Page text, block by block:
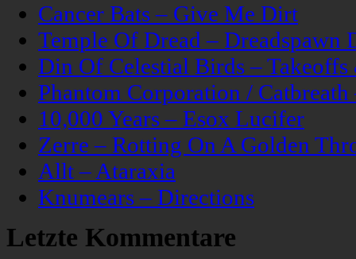
Cancer Bats – Give Me Dirt
Temple Of Dread – Dreadspawn
Din Of Celestial Birds –
Phantom Corporation /
10,000 Years – Esox Lucifer
Zerre – Rotting On A Golden
Allt – Ataraxia
Knumears – Directions
Letzte Kommentare